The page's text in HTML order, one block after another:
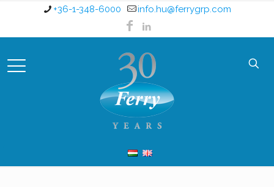
+36-1-348-6000 info.hu@ferrygrp.com